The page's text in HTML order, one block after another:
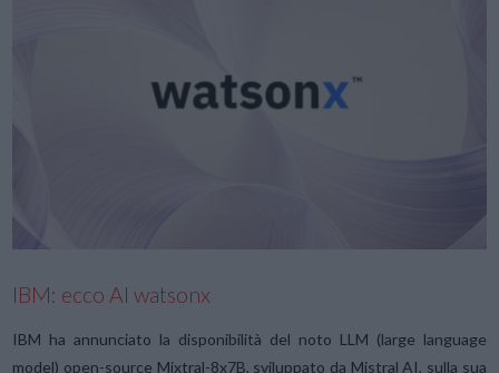
IBM: ecco AI watsonx
IBM ha annunciato la disponibilità del noto LLM (large language
model) open-source Mixtral-8x7B, sviluppato da Mistral AI, sulla sua